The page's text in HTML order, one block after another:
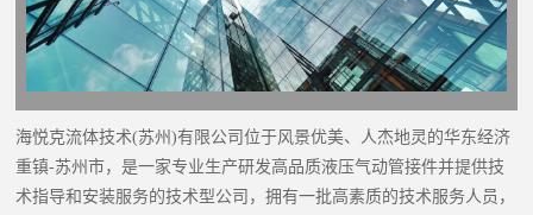
海悦克流体技术(苏州)有限公司位于风景优美、人杰地灵的华东经济
重镇-苏州市，是一家专业生产研发高品质液压气动管接件并提供技
术指导和安装服务的技术型公司，拥有一批高素质的技术服务人员，